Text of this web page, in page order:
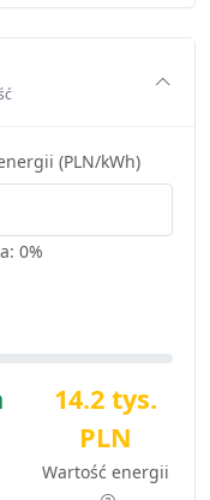
(PLN/kWh)
0%
14.2 tys.
PLN
Wartość energii